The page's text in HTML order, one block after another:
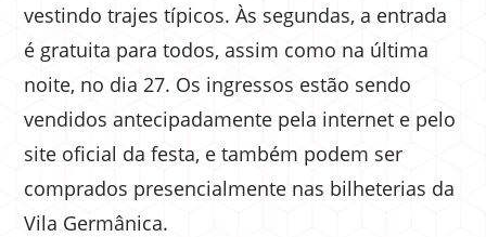
vestindo trajes típicos. Às segundas, a entrada
é gratuita para todos, assim como na última
noite, no dia 27. Os ingressos estão sendo
vendidos antecipadamente pela internet e pelo
site oficial da festa, e também podem ser
comprados presencialmente nas bilheterias da
Vila Germânica.